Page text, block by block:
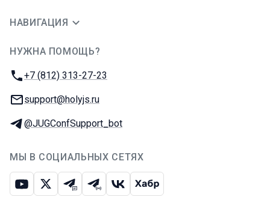
НАВИГАЦИЯ
НУЖНА ПОМОЩЬ?
Телефон:
+7 (812) 313-27-23
E-mail:
support@holyjs.ru
Телеграм:
@JUGConfSupport_bot
МЫ В СОЦИАЛЬНЫХ СЕТЯХ
ЮтубИкс Телеграм-чат
Телеграм-канал
ВКонтакте
Хабр